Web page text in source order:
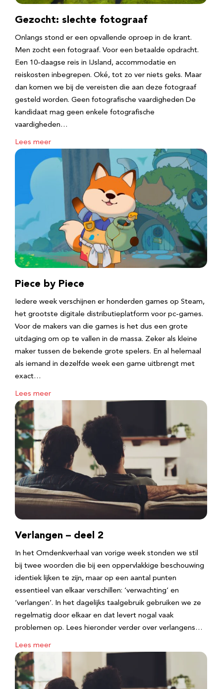
Gezocht: slechte fotograaf
Onlangs stond er een opvallende oproep in de krant.
Men zocht een fotograaf. Voor een betaalde opdracht.
Een 10-daagse reis in IJsland, accommodatie en
reiskosten inbegrepen. Oké, tot zo ver niets geks. Maar
dan komen we bij de vereisten die aan deze fotograaf
gesteld worden. Geen fotografische vaardigheden De
kandidaat mag geen enkele fotografische
vaardigheden…
Lees meer
Piece by Piece
Iedere week verschijnen er honderden games op Steam,
het grootste digitale distributieplatform voor pc-games.
Voor de makers van die games is het dus een grote
uitdaging om op te vallen in de massa. Zeker als kleine
maker tussen de bekende grote spelers. En al helemaal
als iemand in dezelfde week een game uitbrengt met
exact…
Lees meer
Verlangen – deel 2
In het Omdenkverhaal van vorige week stonden we stil
bij twee woorden die bij een oppervlakkige beschouwing
identiek lijken te zijn, maar op een aantal punten
essentieel van elkaar verschillen: ‘verwachting’ en
‘verlangen’. In het dagelijks taalgebruik gebruiken we ze
regelmatig door elkaar en dat levert nogal vaak
problemen op. Lees hieronder verder over verlangens…
Lees meer